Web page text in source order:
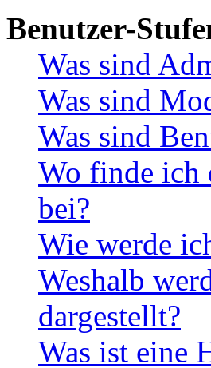
Benutzer-
Was sind
Was sind
Was sind
Wo finde ich
bei?
Wie werde
Weshalb
dargestellt?
Was ist eine